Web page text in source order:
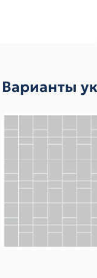
Варианты